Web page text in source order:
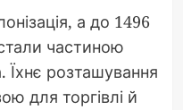
а до 1496
частиною
Їхнє розташування
для торгівлі й